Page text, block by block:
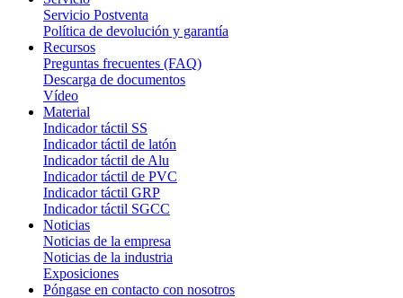
Servicio Postventa
Política de devolución y garantía
Recursos
Preguntas frecuentes (FAQ)
Descarga de documentos
Vídeo
Material
Indicador táctil SS
Indicador táctil de latón
Indicador táctil de Alu
Indicador táctil de PVC
Indicador táctil GRP
Indicador táctil SGCC
Noticias
Noticias de la empresa
Noticias de la industria
Exposiciones
Póngase en contacto con nosotros